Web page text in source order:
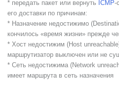
* передать пакет или вернуть ICMP-
его доставки по причинам:
* Назначение недостижимо
кончилось «время жизни» прежде
* Хост недостижим (Host
маршрутизатор выключен или не
* Сеть недостижима (Network
имеет маршрута в сеть назначения